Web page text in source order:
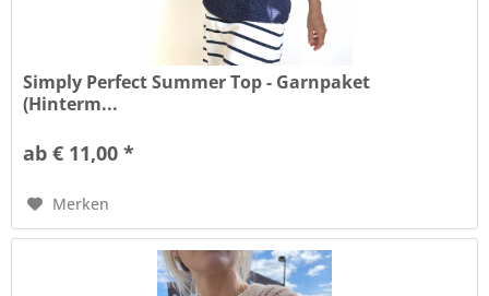
Simply Perfect Summer Top - Garnpaket
(Hinterm...
ab € 11,00 *
Merken